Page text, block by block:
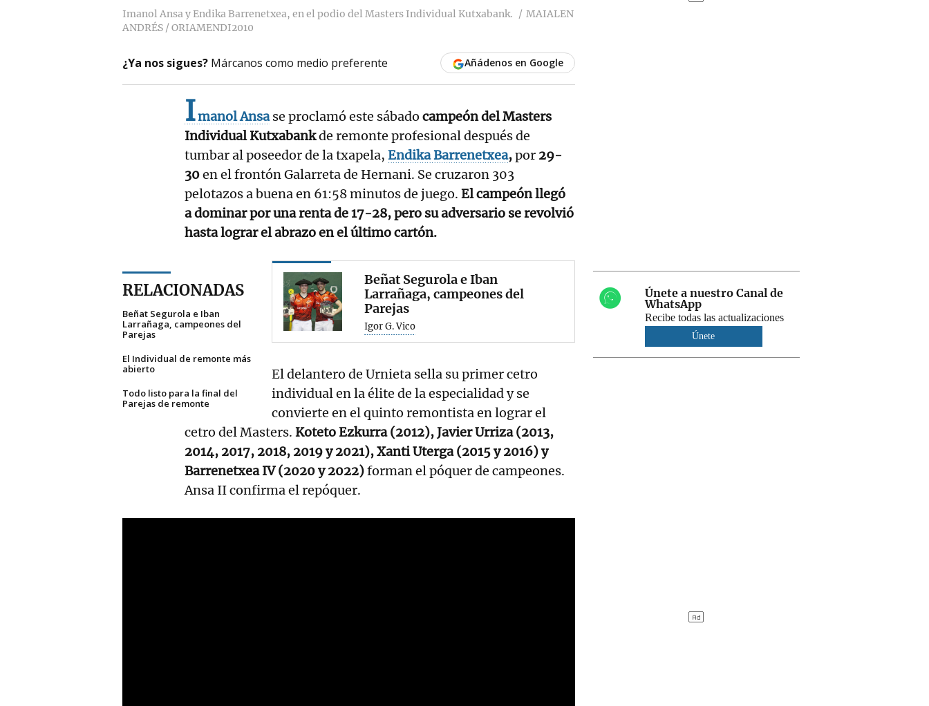
Imanol Ansa y Endika Barrenetxea, en el podio del Masters Individual Kutxabank.
MAIALEN
ANDRÉS / ORIAMENDI2010
¿Ya nos sigues? Márcanos como medio preferente Añádenos en Google
Imanol Ansa se proclamó este sábado campeón del Masters
Individual Kutxabankde remonte profesional después de
tumbar al poseedor de la txapela, Endika Barrenetxea,por 29-
30en el frontón Galarreta de Hernani. Se cruzaron 303
pelotazos a buena en 61:58 minutos de juego. El campeón llegó
a dominar por una renta de 17-28, pero su adversario se revolvió
hasta lograr el abrazo en el último cartón.
RELACIONADAS
Beñat Segurola e Iban
Larrañaga, campeones del
Parejas
El Individual de remonte más
abierto
Todo listo para la final del
Parejas de remonte
Beñat Segurola e Iban
Larrañaga, campeones del
Parejas
Igor G. Vico
El delantero de Urnieta sella su primer cetro
individual en la élite de la especialidad y se
convierte en el quinto remontista en lograr el
cetro del Masters. Koteto Ezkurra (2012), Javier Urriza (2013,
2014, 2017, 2018, 2019 y 2021), Xanti Uterga (2015 y 2016) y
Barrenetxea IV (2020 y 2022)forman el póquer de campeones.
Ansa II confirma el repóquer.
Únete a nuestro Canal de
WhatsApp
Recibe todas las actualizaciones
Únete